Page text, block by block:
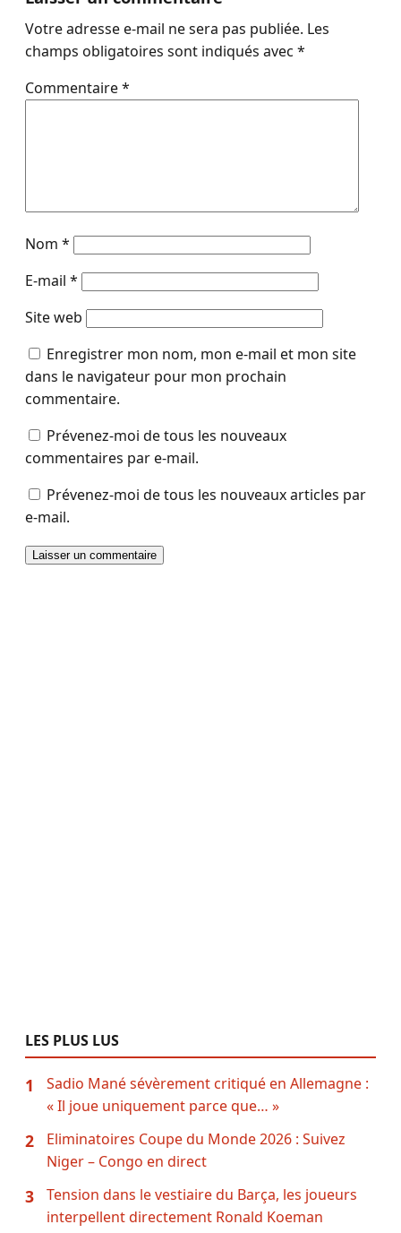
Votre adresse e-mail ne sera pas publiée. Les
champs obligatoires sont indiqués avec *
Commentaire*
Nom *
E-mail *
Site web
Enregistrer mon nom, mon e-mail et mon site
dans le navigateur pour mon prochain
commentaire.
Prévenez-moi de tous les nouveaux
commentaires par e-mail.
Prévenez-moi de tous les nouveaux articles par
e-mail.
LES PLUS LUS
1
Sadio Mané sévèrement critiqué en Allemagne :
« Il joue uniquement parce que… »
2
Eliminatoires Coupe du Monde 2026 : Suivez
Niger – Congo en direct
3
Tension dans le vestiaire du Barça, les joueurs
interpellent directement Ronald Koeman